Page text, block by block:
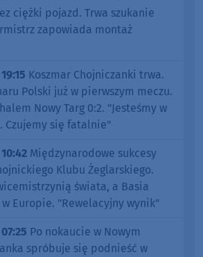
ciężki pojazd. Trwa szukanie
zapowiada montaż
19:15 Koszmar Chojniczanki trwa.
Polski już w pierwszym meczu.
Nowy Targ 0:2. "Jesteśmy w
Czujemy się fatalnie"
10:42 Międzynarodowe sukcesy
Klubu Żeglarskiego.
świata, a Basia
Europie. "Rewelacyjny wynik"
07:25 Po nokaucie w Nowym
spróbuje się podnieść w